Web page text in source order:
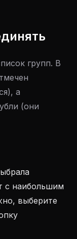
групп. В
а
(они
с наибольшим
выберите